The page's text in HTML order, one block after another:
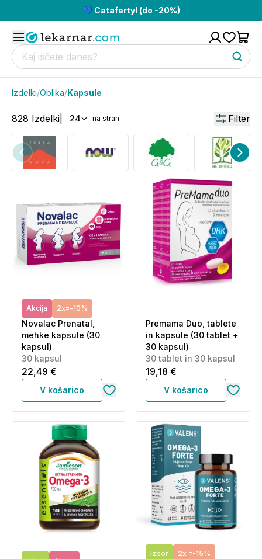
💙 Catafertyl (do -20%)
Izdelki/Oblika/Kapsule
828 Izdelki 24 na stran Filter
Akcija 2x=-10%
Novalac Prenatal,
mehke kapsule (30
kapsul)
30 kapsul
22,49 €
V košarico
Premama Duo, tablete
in kapsule (30 tablet +
30 kapsul)
30 tablet in 30 kapsul
19,18 €
V košarico
Izbor 2x =-15%